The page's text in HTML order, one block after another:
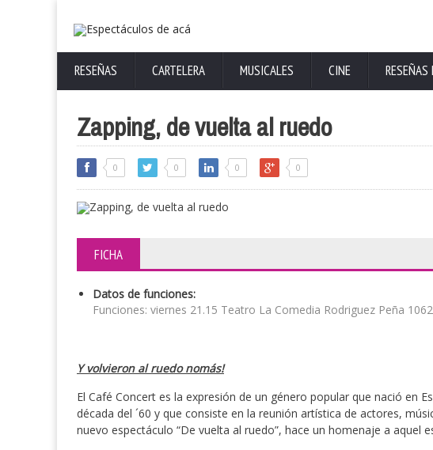
RESEÑAS CARTELERA MUSICALES CINE
Zapping, de vuelta al ruedo
0 0 0 0
FICHA
Datos de funciones:
Funciones: viernes 21.15 Teatro La Comedia Rodriguez Peña 1062
Y volvieron al ruedo nomás!
El Café Concert es la expresión de un género popular que nació en
década del ´60 y que consiste en la reunión artística de actores,
nuevo espectáculo “De vuelta al ruedo”, hace un homenaje a aquel